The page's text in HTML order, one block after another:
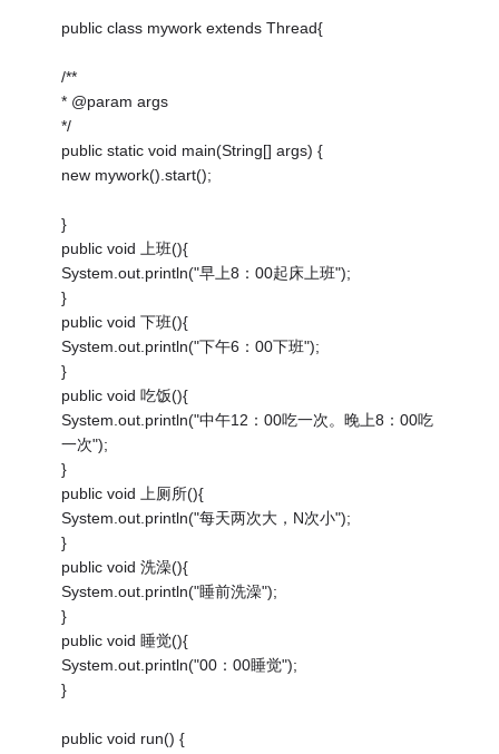
public class mywork extends Thread{
/**
* @param args
*/
public static void main(String[] args) {
new mywork().start();
}
public void 上班(){
System.out.println("早上8：00起床上班");
}
public void 下班(){
System.out.println("下午6：00下班");
}
public void 吃饭(){
System.out.println("中午12：00吃一次。晚上8：00吃
一次");
}
public void 上厕所(){
System.out.println("每天两次大，N次小");
}
public void 洗澡(){
System.out.println("睡前洗澡");
}
public void 睡觉(){
System.out.println("00：00睡觉");
}
public void run() {